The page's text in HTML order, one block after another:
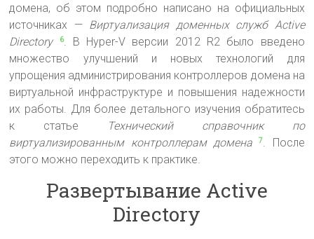
домена, об этом подробно написано на официальных
источниках — Виртуализация доменных служб Active
Directory
6. В Hyper-V версии 2012 R2 было введено
множество улучшений и новых технологий для
упрощения администрирования контроллеров домена на
виртуальной инфраструктуре и повышения надежности
их работы. Для более детального изучения обратитесь
к статье
Технический справочник по
виртуализированным контроллерам домена
7. После
этого можно переходить к практике.
Развертывание Active
Directory